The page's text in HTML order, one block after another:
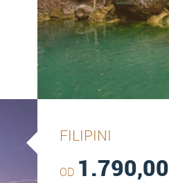
FILIPINI
OD 1.790,00